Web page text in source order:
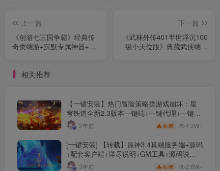
上一篇
《创游七三国争霸》经典传
奇类端游+沉默专属神器+三
下一篇
《武林外传401半世浮沉100
级小天位版》典藏武侠端游
相关推荐
【一键安装】热门冒险策略类游戏崩坏：星
穹铁道全新2.3版本一键端+一键代理+一键启
动+免虚拟机
2年前 88 4.3W+
[一键安装] 【转载】原神3.4真端服务端+源码
+配套客户端+详尽说明+GM工具+源码说明
文件3年前 66 2.8W+